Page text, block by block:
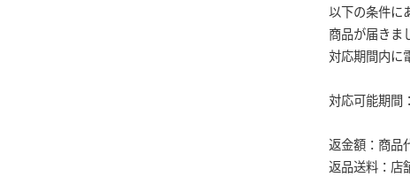
以下の条件に
商品が届きま
対応期間内に
対応可能期間
返金額：商品
返品送料：店